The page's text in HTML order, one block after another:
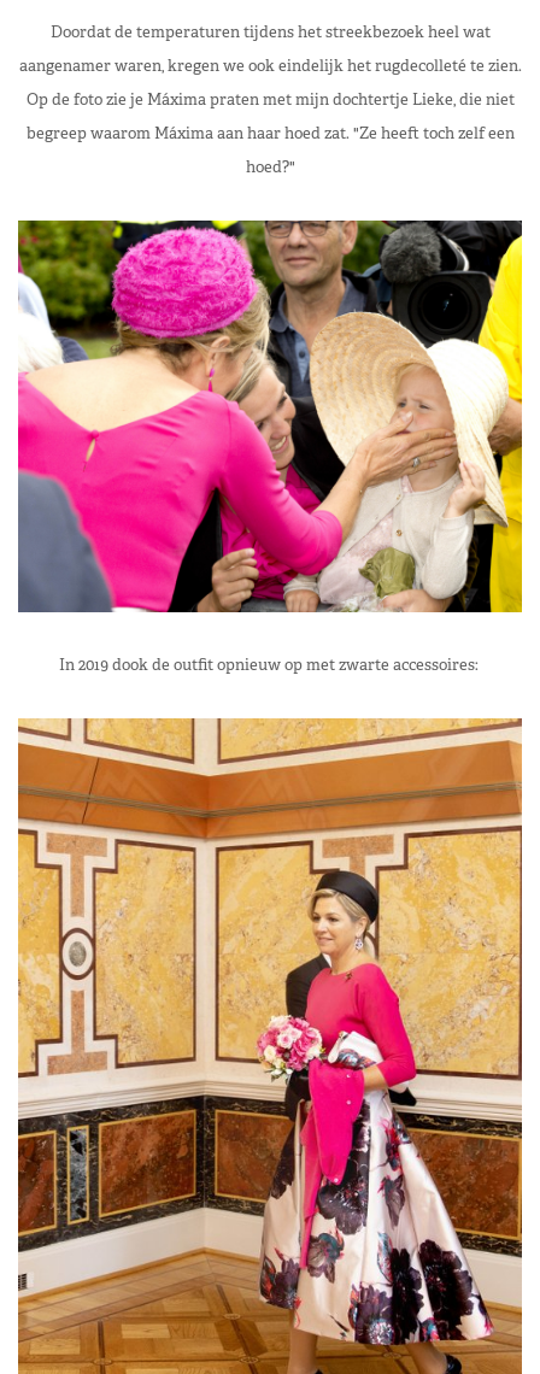
Doordat de temperaturen tijdens het streekbezoek heel wat
aangenamer waren, kregen we ook eindelijk het rugdecolleté te zien.
Op de foto zie je Máxima praten met mijn dochtertje Lieke, die niet
begreep waarom Máxima aan haar hoed zat. "Ze heeft toch zelf een
hoed?"
In 2019 dook de outfit opnieuw op met zwarte accessoires: